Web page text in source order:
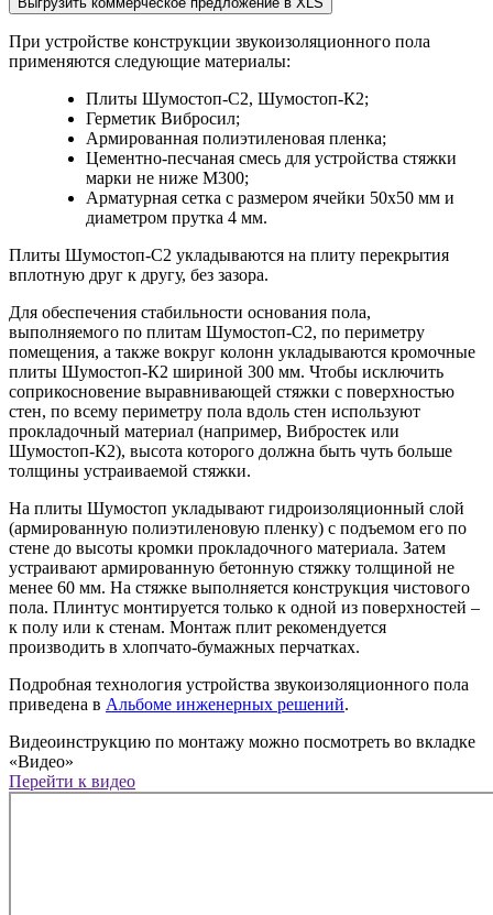
При устройстве конструкции звукоизоляционного пола
применяются следующие материалы:
Плиты Шумостоп-С2, Шумостоп-К2;
Герметик Вибросил;
Армированная полиэтиленовая пленка;
Цементно-песчаная смесь для устройства стяжки
марки не ниже М300;
Арматурная сетка с размером ячейки 50х50 мм и
диаметром прутка 4 мм.
Плиты Шумостоп-С2 укладываются на плиту перекрытия
вплотную друг к другу, без зазора.
Для обеспечения стабильности основания пола,
выполняемого по плитам Шумостоп-С2, по периметру
помещения, а также вокруг колонн укладываются кромочные
плиты Шумостоп-К2 шириной 300 мм. Чтобы исключить
соприкосновение выравнивающей стяжки с поверхностью
стен, по всему периметру пола вдоль стен используют
прокладочный материал (например, Вибростек или
Шумостоп-К2), высота которого должна быть чуть больше
толщины устраиваемой стяжки.
На плиты Шумостоп укладывают гидроизоляционный слой
(армированную полиэтиленовую пленку) с подъемом его по
стене до высоты кромки прокладочного материала. Затем
устраивают армированную бетонную стяжку толщиной не
менее 60 мм. На стяжке выполняется конструкция чистового
пола. Плинтус монтируется только к одной из поверхностей –
к полу или к стенам. Монтаж плит рекомендуется
производить в хлопчато-бумажных перчатках.
Подробная технология устройства звукоизоляционного пола
приведена в Альбоме инженерных решений.
Видеоинструкцию по монтажу можно посмотреть во вкладке
«Видео»
Перейти к видео